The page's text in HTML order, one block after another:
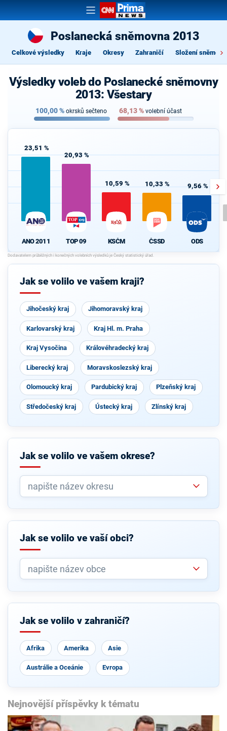
Poslanecká sněmovna 2013
Celkové výsledky Kraje Okresy Zahraničí Složení
Výsledky voleb do Poslanecké sněmovny
2013: Všestary
100,00% okrsků sečteno 68,13% volební účast
23,51 %
ANO 2011
20,93 %
TOP 09
10,59 %
KSČM
10,33 %
ČSSD
9,56 %
ODS
Jak se volilo ve vašem kraji?
Jihočeský kraj Jihomoravský kraj
Karlovarský kraj Kraj Hl. m. Praha
Kraj Vysočina Královéhradecký kraj
Liberecký kraj Moravskoslezský kraj
Olomoucký kraj Pardubický kraj Plzeňský kraj
Středočeský kraj Ústecký kraj Zlínský kraj
Jak se volilo ve vašem okrese?
Jak se volilo ve vaší obci?
Jak se volilo v zahraničí?
Afrika Amerika Asie
Austrálie a Oceánie Evropa
Nejnovější příspěvky k tématu